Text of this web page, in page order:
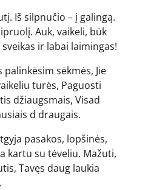
Iš silpnučio – į galingą.
Auk, vaikeli, būk
ir labai laimingas!
sėkmės, Jie
turės, Paguosti
džiaugsmais, Visad
d draugais.
pasakos, lopšinės,
kartu su tėveliu. Mažuti,
Tavęs daug laukia